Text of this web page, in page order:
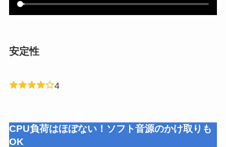
安定性
4
CPU負荷はほぼない！ソフト音源のかけ取りも
OK